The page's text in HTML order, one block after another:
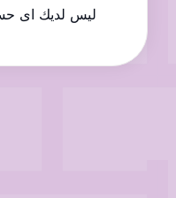
ليس لديك اى